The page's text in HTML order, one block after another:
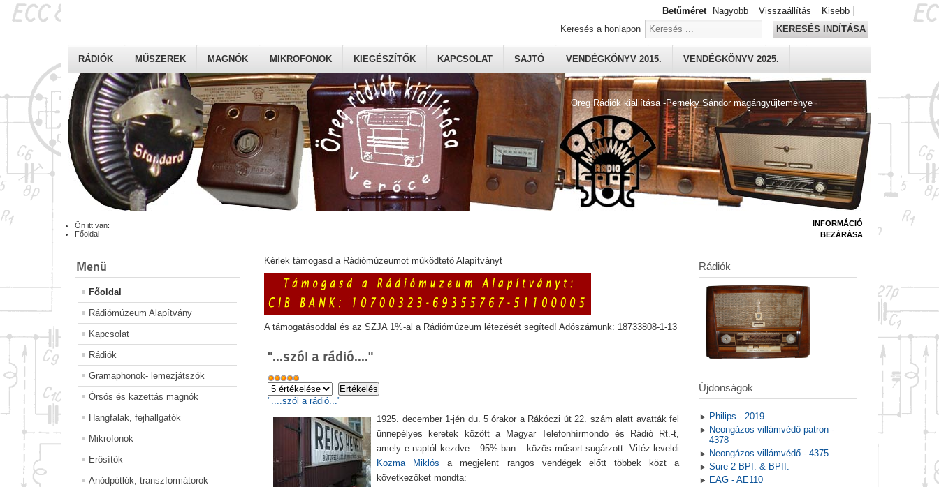
Öreg Rádiók kiállítása -Perneky Sándor magángyűjteménye
RÁDIÓK MŰSZEREK MAGNÓK MIKROFONOK KIEGÉSZÍTŐK KAPCSOLAT SAJTÓ VENDÉGKÖNYV 2015. VENDÉGKÖNYV 2025.
Betűméret Nagyobb Visszaállítás
Kisebb
Keresés a honlapon
KERESÉS INDÍTÁSA
Ön itt van:
Főoldal
Menü
Főoldal
Rádiómúzeum Alapítvány
Kapcsolat
Rádiók
Gramaphonok- lemezjátszók
Órsós és kazettás magnók
Hangfalak, fejhallgatók
Mikrofonok
Erősítők
Anódpótlók, transzformátorok
Kérlek támogasd a Rádiómúzeumot működtető Alapítványt
A támogatásoddal és az SZJA 1%-al a Rádiómúzeum létezését segíted! Adószámunk: 18733808-1-13
"...szól a rádió...."
"....szól a rádió..."
1925. december 1-jén du. 5 órakor a Rákóczi út 22. szám alatt avatták fel
ünnepélyes keretek között a Magyar Telefonhírmondó és Rádió Rt.-t,
amely e naptól kezdve – 95%-ban – közös műsort sugárzott. Vitéz leveldi
Kozma Miklós a megjelent rangos vendégek előtt többek közt a
következőket mondta:
INFORMÁCIÓ
BEZÁRÁSA
Rádiók
Újdonságok
Philips - 2019
Neongázos villámvédő patron -
4378
Neongázos villámvédő - 4375
Sure 2 BPI. & BPII.
EAG - AE110